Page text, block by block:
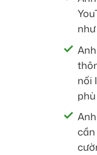
như
nối